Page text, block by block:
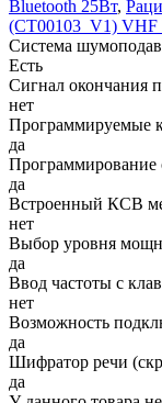
Bluetooth 25Вт,
(CT00103_V1) VHF
Система
Есть
Сигнал окончания
нет
Программируемые
да
Программирование
да
Встроенный КСВ
нет
Выбор уровня
да
Ввод частоты с
нет
Возможность
да
Шифратор речи
да